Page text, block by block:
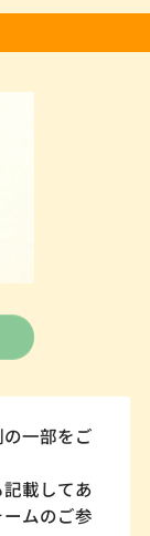
一部をご
載してあ
ムのご参